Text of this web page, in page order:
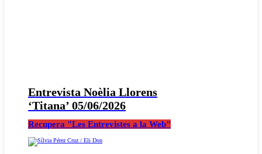
Entrevista Noèlia Llorens
‘Titana’ 05/06/2026
Recupera "Les Entrevistes a la Web"